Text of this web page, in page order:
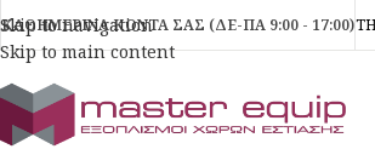
Skip to navigation
Skip to main content
ΚΑΘΗΜΕΡΙΝΑ ΚΟΝΤΑ ΣΑΣ (ΔΕ-ΠΑ 9:00 - 17:00)